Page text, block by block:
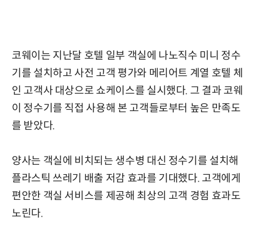
코웨이는 지난달 호텔 일부 객실에 나노직수 미니 정수
기를 설치하고 사전 고객 평가와 메리어트 계열 호텔 체
인 고객사 대상으로 쇼케이스를 실시했다. 그 결과 코웨
이 정수기를 직접 사용해 본 고객들로부터 높은 만족도
를 받았다.
양사는 객실에 비치되는 생수병 대신 정수기를 설치해
플라스틱 쓰레기 배출 저감 효과를 기대했다. 고객에게
편안한 객실 서비스를 제공해 최상의 고객 경험 효과도
노린다.